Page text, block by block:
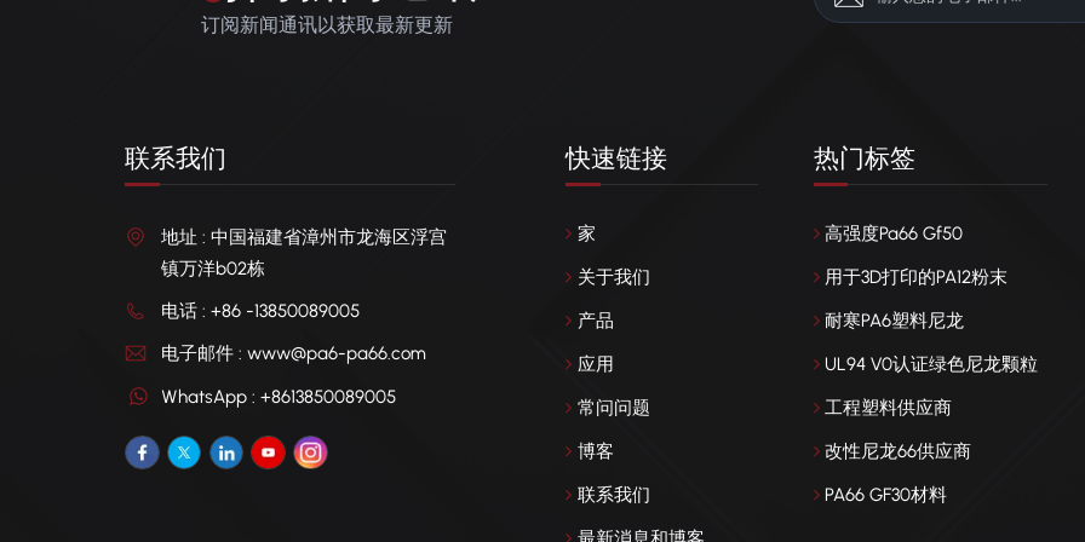
订阅新闻通讯以获取最新更新
联系我们
地址 : 中国福建省漳州市龙海区浮宫
镇万洋b02栋
电话 : +86 -13850089005
电子邮件 : www@pa6-pa66.com
WhatsApp : +8613850089005
快速链接
家
关于我们
产品
应用
常问问题
博客
联系我们
热门标签
高强度Pa66 Gf50
用于3D打印的PA12粉末
耐寒PA6塑料尼龙
UL94 V0认证绿色尼龙颗粒
工程塑料供应商
改性尼龙66供应商
PA66 GF30材料